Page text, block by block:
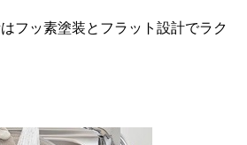
フッ素塗装とフラット設計でラク